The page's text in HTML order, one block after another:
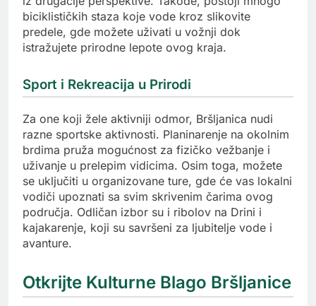
biciklističkih staza koje vode kroz slikovite
predele, gde možete uživati u vožnji dok
istražujete prirodne lepote ovog kraja.
Sport i Rekreacija u Prirodi
Za one koji žele aktivniji odmor, Bršljanica nudi
razne sportske aktivnosti. Planinarenje na okolnim
brdima pruža mogućnost za fizičko vežbanje i
uživanje u prelepim vidicima. Osim toga, možete
se uključiti u organizovane ture, gde će vas lokalni
vodiči upoznati sa svim skrivenim čarima ovog
područja. Odličan izbor su i ribolov na Drini i
kajakarenje, koji su savršeni za ljubitelje vode i
avanture.
Otkrijte Kulturne Blago Bršljanice